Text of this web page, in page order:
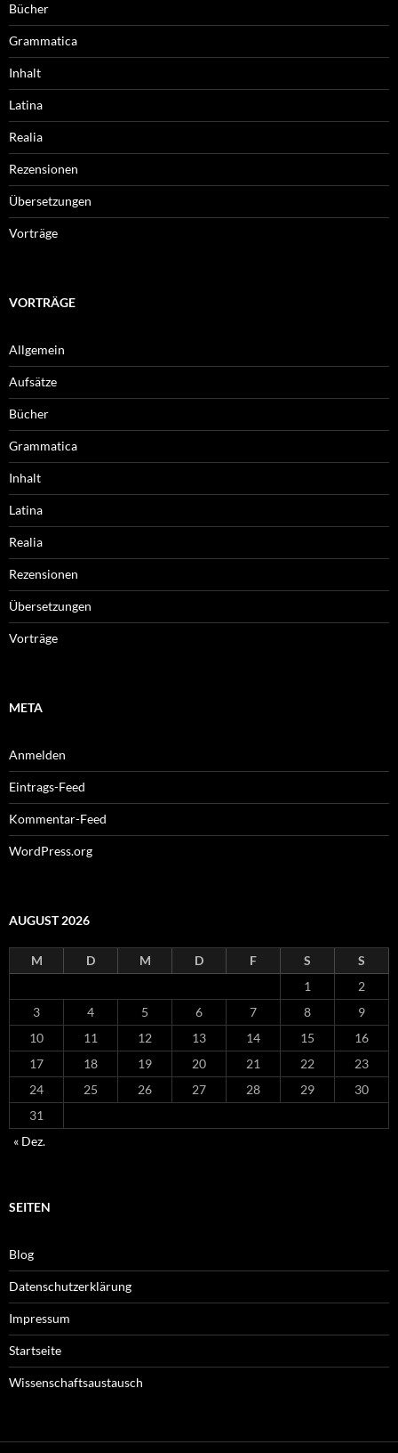
Bücher
Grammatica
Inhalt
Latina
Realia
Rezensionen
Übersetzungen
Vorträge
VORTRÄGE
Allgemein
Aufsätze
Bücher
Grammatica
Inhalt
Latina
Realia
Rezensionen
Übersetzungen
Vorträge
META
Anmelden
Eintrags-Feed
Kommentar-Feed
WordPress.org
AUGUST 2026
M D M D F S
S
1
2
3
4 5 6 7 8
9
10
11 12 13 14 15
16
17
18 19 20 21 22
23
24
25 26 27 28 29
30
31
« Dez.
SEITEN
Blog
Datenschutzerklärung
Impressum
Startseite
Wissenschaftsaustausch